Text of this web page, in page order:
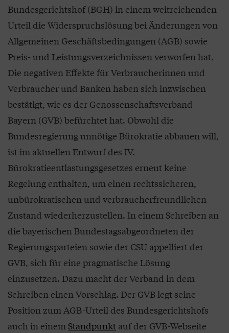
Bundesgerichtshof (BGH) in einem weitreichenden
Urteil die Widerspruchslösung bei Änderungen von
Allgemeinen Geschäftsbedingungen (AGB) sowie
Preis- und Leistungsverzeichnissen verworfen hat.
Die negativen Effekte für Verbraucherinnen und
Verbraucher und Banken haben sich inzwischen
bestätigt, wie es der Genossenschaftsverband
Bayern (GVB) befürchtet hat. Obwohl die
Bundesregierung unnötige Bürokratie abbauen will,
ist im aktuellen Entwurf des IV.
Bürokratieentlastungsgesetzes erneut keine
Regelung enthalten, um einen rechtssicheren,
unbürokratischen und verbraucherfreundlichen
Zustand wiederherzustellen. In einem Schreiben an
die bayerischen Bundestagsabgeordneten der
Regierungsparteien sowie der CSU appelliert der
GVB, sich für eine pragmatische Lösung
einzusetzen. Dazu macht der Verband in dem
Schreiben einen Vorschlag. Der GVB legt seine
Position zum AGB-Urteil des Bundesgerichtshofs
auch in einem Standpunkt auf der GVB-Webseite